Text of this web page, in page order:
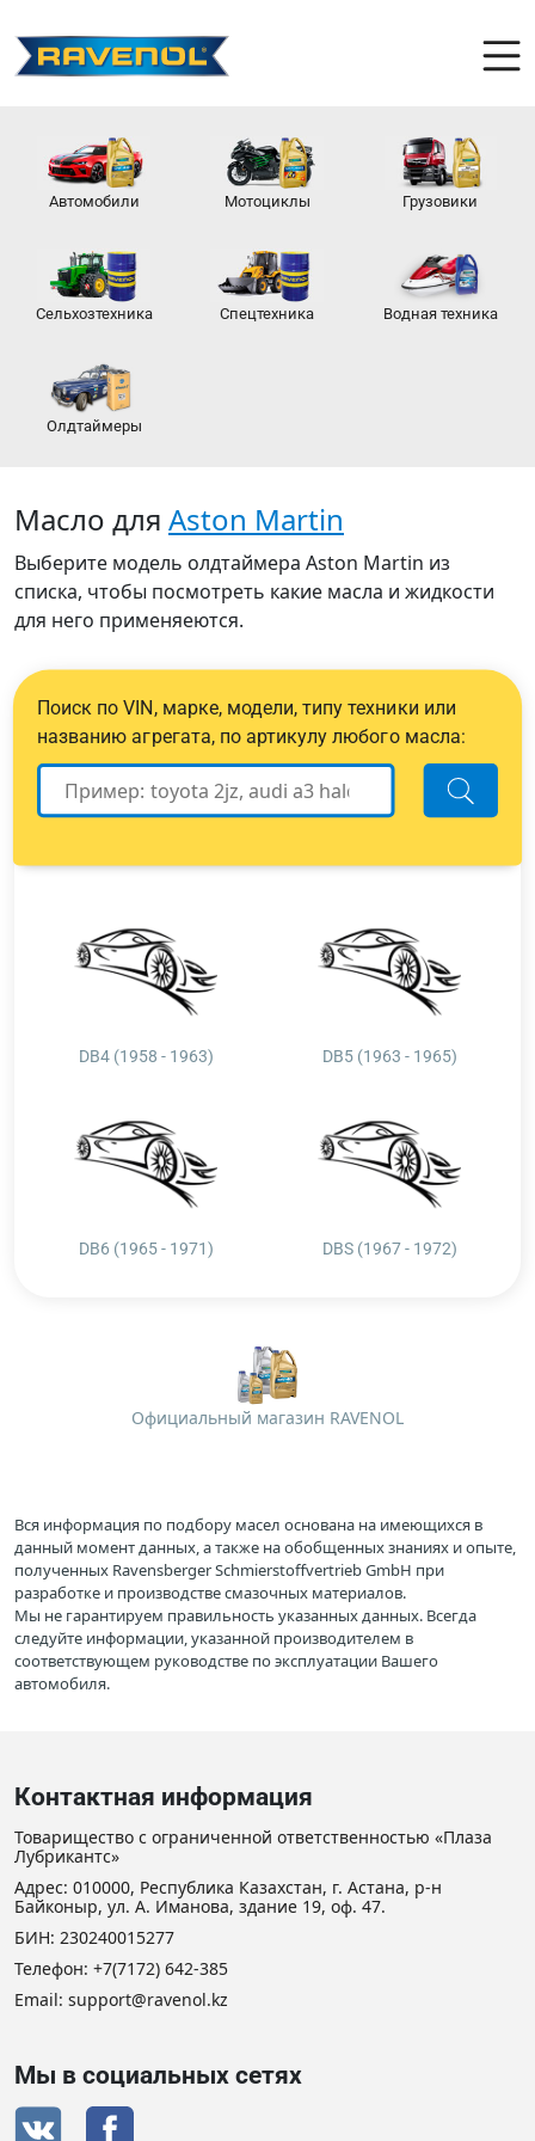
Автомобили Мотоциклы Грузовики
Сельхозтехника Спецтехника Водная техника
Олдтаймеры
Масло для Aston Martin
Выберите модель олдтаймера Aston Martin из
списка, чтобы посмотреть какие масла и жидкости
для него применяеются.
Поиск по VIN, марке, модели, типу техники или
названию агрегата, по артикулу любого масла:
DB4 (1958 - 1963) DB5 (1963 - 1965)
DB6 (1965 - 1971) DBS (1967 - 1972)
Официальный магазин RAVENOL
Вся информация по подбору масел основана на имеющихся в
данный момент данных, а также на обобщенных знаниях и опыте,
полученных Ravensberger Schmierstoffvertrieb GmbH при
разработке и производстве смазочных материалов.
Мы не гарантируем правильность указанных данных. Всегда
следуйте информации, указанной производителем в
соответствующем руководстве по эксплуатации Вашего
автомобиля.
Контактная информация
Товарищество с ограниченной ответственностью «Плаза
Лубрикантс»
Адрес: 010000, Республика Казахстан, г. Астана, р-н
Байконыр, ул. А. Иманова, здание 19, оф. 47.
БИН: 230240015277
Телефон: +7(7172) 642-385
Email: support@ravenol.kz
Мы в социальных сетях